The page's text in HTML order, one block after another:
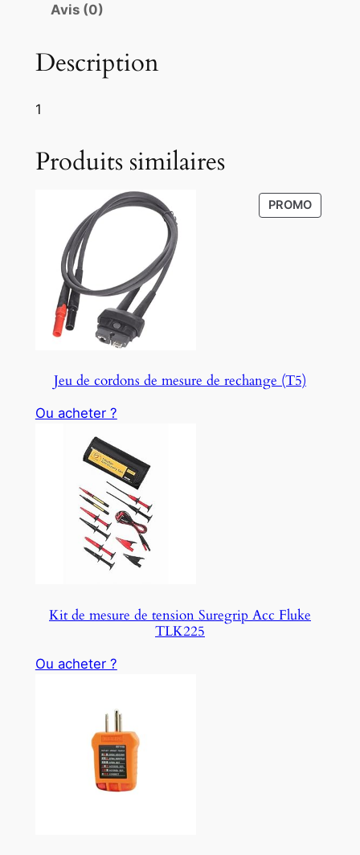
Avis (0)
Description
1
Produits similaires
PROMOP
R
Jeu de cordons de mesure de rechange (T5)
Ou acheter ?
Kit de mesure de tension Suregrip Acc Fluke
TLK225
Ou acheter ?